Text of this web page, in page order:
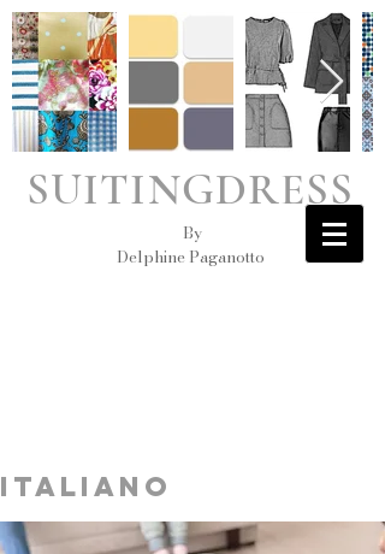
SUITINGDRESS
By
Delphine Paganotto
italiano